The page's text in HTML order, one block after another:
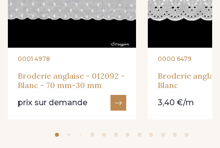
0001 4978
Broderie anglaise - 012092 -
Blanc - 70 mm-30 mm
prix sur demande
0000 6479
Broderie
Blanc
3,40 €/m